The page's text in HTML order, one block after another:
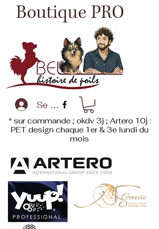
Boutique PRO
Se connecter
* sur commande ; okdv 3j ; Artero 10j :
PET designchaque 1er & 3e lundi du
mois